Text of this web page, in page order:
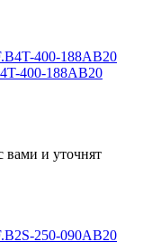
400-188AB20
вами и уточнят